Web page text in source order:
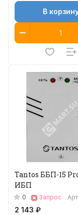
В
Tantos ББП-15
ИБП
0 Запрос
2 143 ₽